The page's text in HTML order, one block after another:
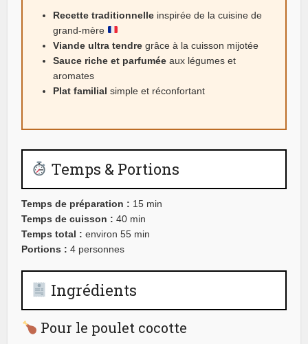
Recette traditionnelle inspirée de la cuisine de
grand-mère
Viande ultra tendre grâce à la cuisson mijotée
Sauce riche et parfumée aux légumes et
aromates
Plat familial simple et réconfortant
Temps & Portions
Temps de préparation : 15 min
Temps de cuisson : 40 min
Temps total : environ 55 min
Portions : 4 personnes
Ingrédients
Pour le poulet cocotte